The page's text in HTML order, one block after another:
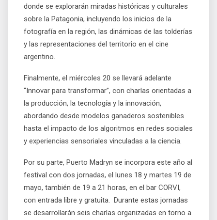
donde se explorarán miradas históricas y culturales
sobre la Patagonia, incluyendo los inicios de la
fotografía en la región, las dinámicas de las tolderías
y las representaciones del territorio en el cine
argentino.
Finalmente, el miércoles 20 se llevará adelante
“Innovar para transformar”, con charlas orientadas a
la producción, la tecnología y la innovación,
abordando desde modelos ganaderos sostenibles
hasta el impacto de los algoritmos en redes sociales
y experiencias sensoriales vinculadas a la ciencia.
Por su parte, Puerto Madryn se incorpora este año al
festival con dos jornadas, el lunes 18 y martes 19 de
mayo, también de 19 a 21 horas, en el bar CORVI,
con entrada libre y gratuita. Durante estas jornadas
se desarrollarán seis charlas organizadas en torno a